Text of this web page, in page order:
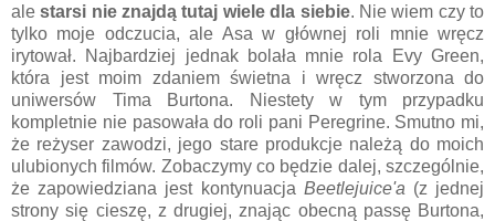
alestarsi nie znajdą tutaj wiele dla siebie. Nie wiem czy to
tylko moje odczucia, ale Asa w głównej roli mnie wręcz
irytował. Najbardziej jednak bolała mnie rola Evy Green,
która jest moim zdaniem świetna i wręcz stworzona do
uniwersów Tima Burtona. Niestety w tym przypadku
kompletnie nie pasowała do roli pani Peregrine. Smutno mi,
że reżyser zawodzi, jego stare produkcje należą do moich
ulubionych filmów. Zobaczymy co będzie dalej, szczególnie,
że zapowiedziana jest kontynuacja Beetlejuice'a (z jednej
strony się cieszę, z drugiej, znając obecną passę Burtona,